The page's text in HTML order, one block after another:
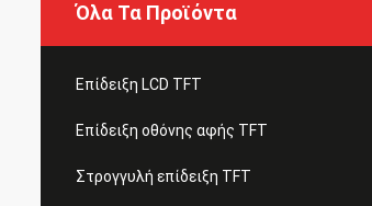
Όλα Τα Προϊόντα
Επίδειξη LCD TFT
Επίδειξη οθόνης αφής TFT
Στρογγυλή επίδειξη TFT